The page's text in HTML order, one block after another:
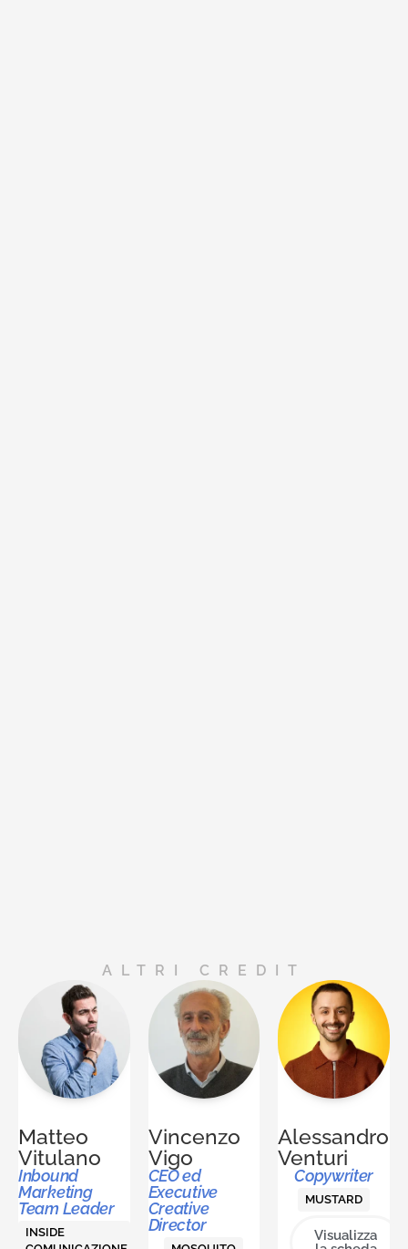
ALTRI CREDIT
Matteo
Vitulano
Inbound
Marketing
Team Leader
INSIDE
Vincenzo
Vigo
CEO ed
Executive
Creative
Director
Alessandro
Venturi
Copywriter
MUSTARD
Visualizza